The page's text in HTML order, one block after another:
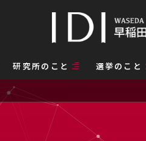
研究所のこと 選挙のこと